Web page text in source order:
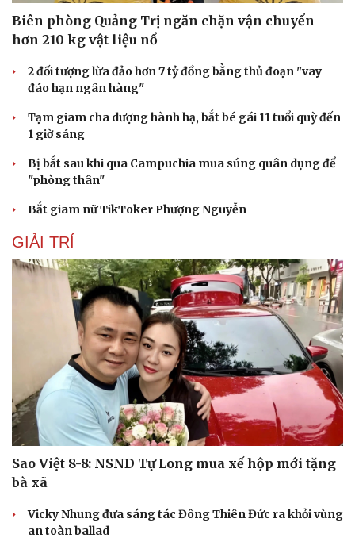
Biên phòng Quảng Trị ngăn chặn vận chuyển
hơn 210 kg vật liệu nổ
2 đối tượng lừa đảo hơn 7 tỷ đồng bằng thủ đoạn "vay
đáo hạn ngân hàng"
Tạm giam cha dượng hành hạ, bắt bé gái 11 tuổi quỳ đến
1 giờ sáng
Bị bắt sau khi qua Campuchia mua súng quân dụng để
"phòng thân"
Bắt giam nữ TikToker Phượng Nguyễn
GIẢI TRÍ
Sao Việt 8-8: NSND Tự Long mua xế hộp mới tặng
bà xã
Vicky Nhung đưa sáng tác Đông Thiên Đức ra khỏi vùng
an toàn ballad